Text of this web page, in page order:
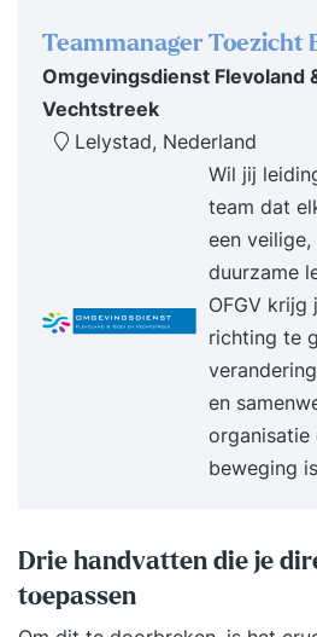
communiceren zonder jezelf
te veel terug te trekken.
je open op en kies je om in
Door praktische technieken
diepgaand zelfinzicht leer je
natuurlijke en krachtige
met anderen. Dit zorgt niet
effectievere communicatie,
rust, minder misverstanden
verbinding met je omgeving.
deze training? Je verbetert
gespreksvaardigheden en
effectiviteit op een duurzame
zelf veel aan, maar je
profiteren mee. Hieronder
krijgt grip op je communicatie
overtuigingskracht groeit en
Teammanager Toezicht
Omgevingsdienst Flevoland
Vechtstreek
Lelystad, Nederland
Wil jij
team dat
een veilige,
duurzame
OFGV krijg
richting te
en
beweging
Drie handvatten die je
toepassen